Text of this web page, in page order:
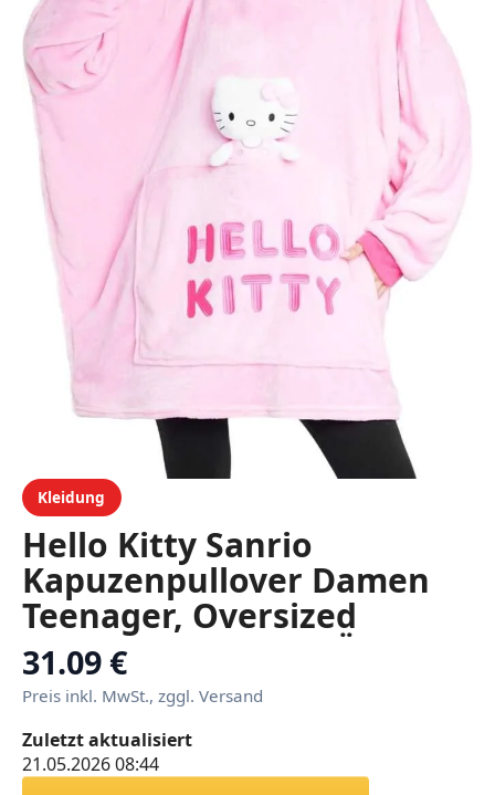
Kleidung
Hello Kitty Sanrio
Kapuzenpullover Damen
Teenager, Oversized
Hoodie, Decke mit Ärmeln
und Plüschbeilage Anime
Geschenk
31.09 €
Preis inkl. MwSt., zggl. Versand
Zuletzt aktualisiert
21.05.2026 08:44